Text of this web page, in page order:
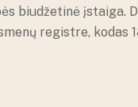
biudžetinė įstaiga.
registre, kodas